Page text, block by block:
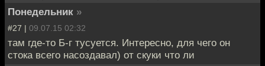
Понедельник »
#27 | 09.07.15 02:32
там где-то Б-г тусуется. Интересно, для чего он
стока всего насоздавал) от скуки что ли